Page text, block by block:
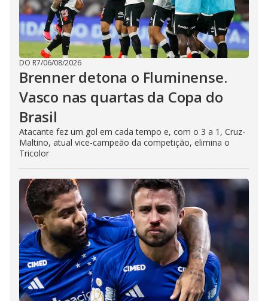
DO R7/06/08/2026
Brenner detona o Fluminense.
Vasco nas quartas da Copa do
Brasil
Atacante fez um gol em cada tempo e, com o 3 a 1, Cruz-
Maltino, atual vice-campeão da competição, elimina o
Tricolor